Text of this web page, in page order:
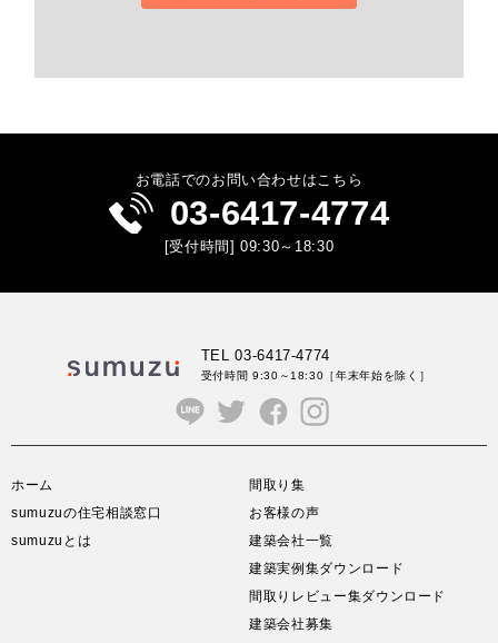
お電話でのお問い合わせはこちら
03-6417-4774
[受付時間] 09:30～18:30
TEL 03-6417-4774
受付時間 9:30～18:30 ［年末年始を除く］
ホーム
sumuzuの住宅相談窓口
sumuzuとは
間取り集
お客様の声
建築会社一覧
建築実例集ダウンロード
間取りレビュー集ダウンロード
建築会社募集